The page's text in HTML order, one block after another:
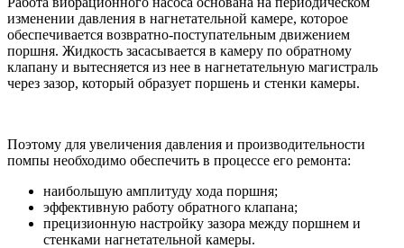
изменении давления в нагнетательной камере, которое
обеспечивается возвратно-поступательным движением
поршня. Жидкость засасывается в камеру по обратному
клапану и вытесняется из нее в нагнетательную магистраль
через зазор, который образует поршень и стенки камеры.
Поэтому для увеличения давления и производительности
помпы необходимо обеспечить в процессе его ремонта:
наибольшую амплитуду хода поршня;
эффективную работу обратного клапана;
прецизионную настройку зазора между поршнем и
стенками нагнетательной камеры.